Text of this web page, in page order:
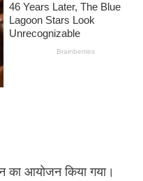
का आयोजन किया गया।